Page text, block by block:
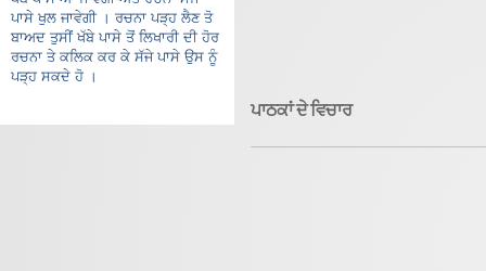
ਪਾਸੇ ਖੁਲ ਜਾਵੇਗੀ । ਰਚਨਾ ਪੜ੍ਹ ਲੈਣ ਤੋ
ਬਾਅਦ ਤੁਸੀਂ ਖੱਬੇ ਪਾਸੇ ਤੋਂ ਲਿਖਾਰੀ ਦੀ ਹੋਰ
ਰਚਨਾ ਤੇ ਕਲਿਕ ਕਰ ਕੇ ਸੱਜੇ ਪਾਸੇ ਉਸ ਨੂੰ
ਪੜ੍ਹ ਸਕਦੇ ਹੋ ।
ਪਾਠਕਾਂ ਦੇ ਵਿਚਾਰ